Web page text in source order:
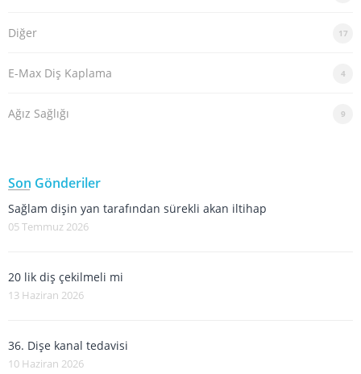
Diğer 17
E-Max Diş Kaplama 4
Ağız Sağlığı 9
Son Gönderiler
Sağlam dişin yan tarafından sürekli akan iltihap
05 Temmuz 2026
20 lik diş çekilmeli mi
13 Haziran 2026
36. Dişe kanal tedavisi
10 Haziran 2026